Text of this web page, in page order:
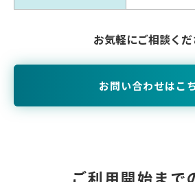
お気軽にご相談くだ
お問い合わせはこ
ご利用開始まで